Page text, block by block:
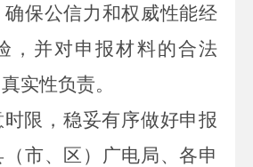
保公信力和权威性能经
，并对申报材料的合法
实性负责。
限，稳妥有序做好申报
市、区）广电局、各申